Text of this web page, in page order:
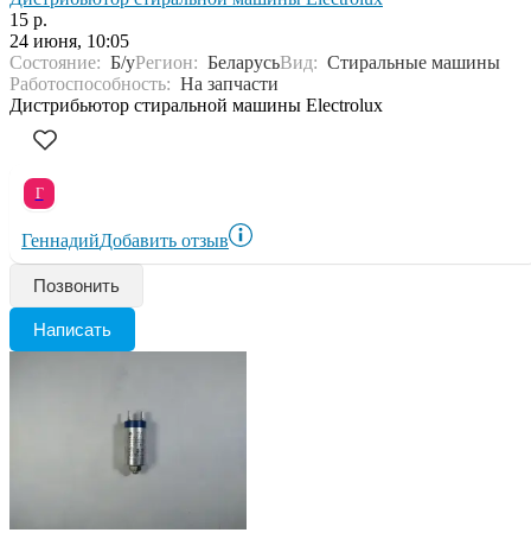
15 р.
24 июня, 10:05
Состояние: Б/уРегион: БеларусьВид: Стиральные машины
Работоспособность: На запчасти
Дистрибьютор стиральной машины Electrolux
Г
ГеннадийДобавить отзыв
Позвонить
Написать